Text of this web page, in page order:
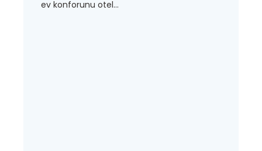
ev konforunu otel...